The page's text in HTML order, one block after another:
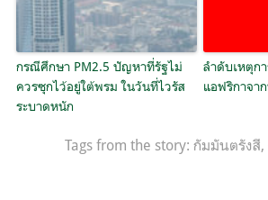
กรณีศึกษา PM2.5 ปัญหาที่รัฐไม่
ควรซุกไว้อยู่ใต้พรม ในวันที่ไวรัส
ระบาดหนัก
ลำดับเหตุก
แอฟริกาจา
Tags from the story: กัมมันตรังสี,